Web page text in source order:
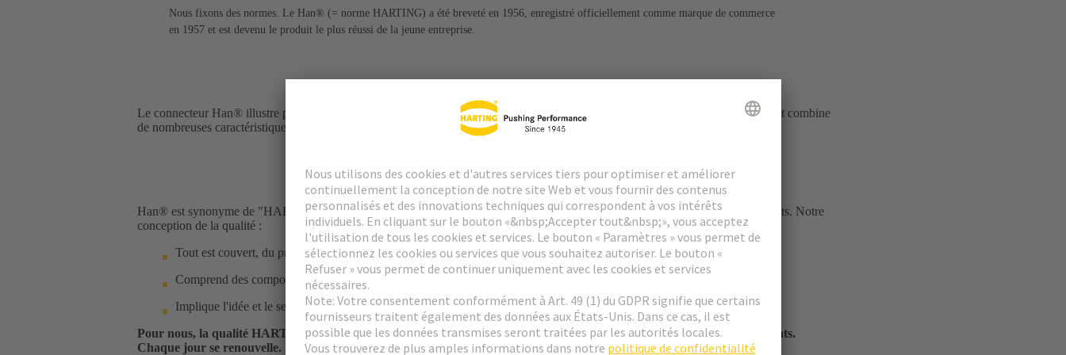
Nous fixons des normes. Le Han® (= norme HARTING) a été breveté en 1956, enregistré officiellement comme marque de commerce
en 1957 et est devenu le produit le plus réussi de la jeune entreprise.
Le connecteur Han® illustre parfaitement l'exigence de qualité de HARTING. Il est flexible, robuste, facile à utiliser et durable, et combine
de nombreuses caractéristiques exceptionnelles. Tout cela est en vigueur depuis 1956.
Han® est synonyme de "HARTING Norm" - et d'une qualité constamment orientée vers les besoins et les exigences de nos clients. Notre
conception de la qualité :
Tout est couvert, du produit au processus
Comprend des composants individuels ainsi que des solutions de système
Implique l'idée et le service après-vente
Pour nous, la qualité HARTING est synonyme d'amélioration durable des avantages et de la valeur ajoutée pour les clients.
Chaque jour se renouvelle.